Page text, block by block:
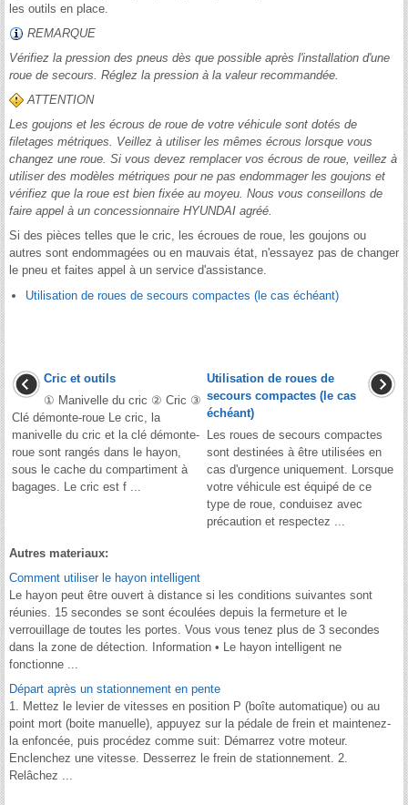
les outils en place.
REMARQUE
Vérifiez la pression des pneus dès que possible après l'installation d'une
roue de secours. Réglez la pression à la valeur recommandée.
ATTENTION
Les goujons et les écrous de roue de votre véhicule sont dotés de
filetages métriques. Veillez à utiliser les mêmes écrous lorsque vous
changez une roue. Si vous devez remplacer vos écrous de roue, veillez à
utiliser des modèles métriques pour ne pas endommager les goujons et
vérifiez que la roue est bien fixée au moyeu. Nous vous conseillons de
faire appel à un concessionnaire HYUNDAI agréé.
Si des pièces telles que le cric, les écroues de roue, les goujons ou
autres sont endommagées ou en mauvais état, n'essayez pas de changer
le pneu et faites appel à un service d'assistance.
Utilisation de roues de secours compactes (le cas échéant)
Cric et outils
① Manivelle du cric ② Cric ③
Clé démonte-roue Le cric, la
manivelle du cric et la clé démonte-
roue sont rangés dans le hayon,
sous le cache du compartiment à
bagages. Le cric est f ...
Utilisation de roues de
secours compactes (le cas
échéant)
Les roues de secours compactes
sont destinées à être utilisées en
cas d'urgence uniquement. Lorsque
votre véhicule est équipé de ce
type de roue, conduisez avec
précaution et respectez ...
Autres materiaux:
Comment utiliser le hayon intelligent
Le hayon peut être ouvert à distance si les conditions suivantes sont
réunies. 15 secondes se sont écoulées depuis la fermeture et le
verrouillage de toutes les portes. Vous vous tenez plus de 3 secondes
dans la zone de détection. Information • Le hayon intelligent ne
fonctionne ...
Départ après un stationnement en pente
1. Mettez le levier de vitesses en position P (boîte automatique) ou au
point mort (boite manuelle), appuyez sur la pédale de frein et maintenez-
la enfoncée, puis procédez comme suit: Démarrez votre moteur.
Enclenchez une vitesse. Desserrez le frein de stationnement. 2.
Relâchez ...